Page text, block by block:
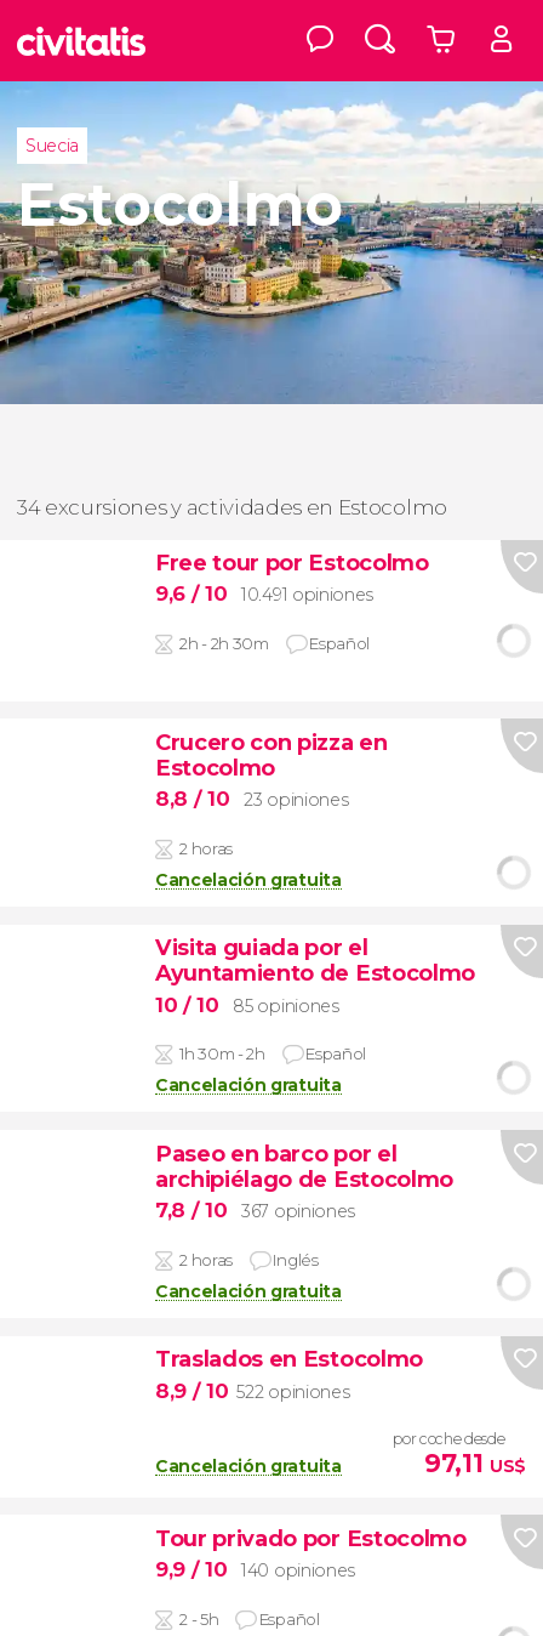
Suecia
Estocolmo
34 excursiones y actividades en Estocolmo
Free tour por Estocolmo
9,6 / 10 10.491 opiniones
2h - 2h 30m Español
Crucero con pizza en
Estocolmo
8,8 / 10 23 opiniones
2 horas
Cancelación gratuita
Visita guiada por el
Ayuntamiento de Estocolmo
10 / 10 85 opiniones
1h 30m - 2h Español
Cancelación gratuita
Paseo en barco por el
archipiélago de Estocolmo
7,8 / 10 367 opiniones
2 horas Inglés
Cancelación gratuita
Traslados en Estocolmo
8,9 / 10 522 opiniones
Cancelación gratuita
por coche desde
97,11 US$
Tour privado por Estocolmo
9,9 / 10 140 opiniones
2 - 5h Español